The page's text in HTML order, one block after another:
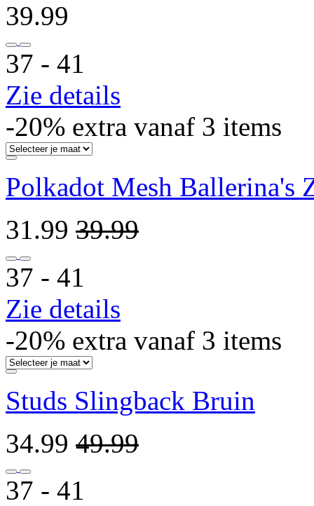
39.99
37 ‐ 41
Zie details
-20% extra vanaf 3 items
Polkadot Mesh Ballerina's
31.99 39.99
37 ‐ 41
Zie details
-20% extra vanaf 3 items
Studs Slingback Bruin
34.99 49.99
37 ‐ 41